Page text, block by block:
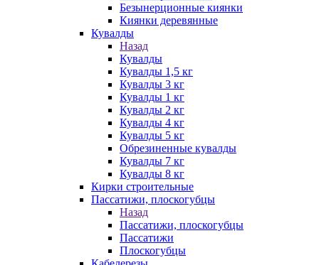
Безынерционные киянки
Киянки деревянные
Кувалды
Назад
Кувалды
Кувалды 1,5 кг
Кувалды 3 кг
Кувалды 1 кг
Кувалды 2 кг
Кувалды 4 кг
Кувалды 5 кг
Обрезиненные кувалды
Кувалды 7 кг
Кувалды 8 кг
Кирки строительные
Пассатижи, плоскогубцы
Назад
Пассатижи, плоскогубцы
Пассатижи
Плоскогубцы